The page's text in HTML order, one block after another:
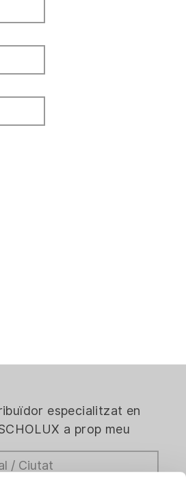
especialitzat en
a prop meu